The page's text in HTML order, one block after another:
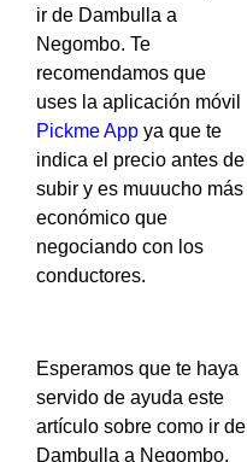
ir de Dambulla a
Negombo. Te
recomendamos que
uses la aplicación móvil
Pickme App ya que te
indica el precio antes de
subir y es muuucho más
económico que
negociando con los
conductores.
Esperamos que te haya
servido de ayuda este
artículo sobre como ir de
Dambulla a Negombo,